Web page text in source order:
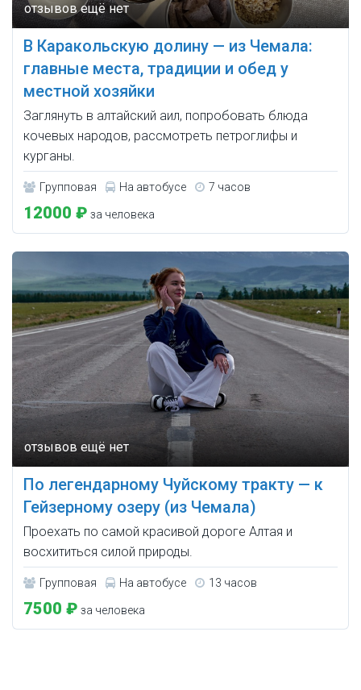
В Каракольскую долину — из Чемала:
главные места, традиции и обед у
местной хозяйки
Заглянуть в алтайский аил, попробовать блюда
кочевых народов, рассмотреть петроглифы и
курганы.
Групповая На автобусе 7 часов
12000 ₽ за человека
По легендарному Чуйскому тракту — к
Гейзерному озеру (из Чемала)
Проехать по самой красивой дороге Алтая и
восхититься силой природы.
Групповая На автобусе 13 часов
7500 ₽ за человека